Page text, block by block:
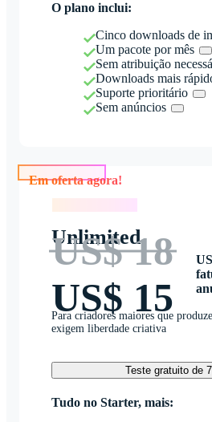
O plano inclui:
Cinco downloads de
Um pacote por mês
Sem atribuição
Downloads mais
Suporte prioritário
Sem anúncios
Unlimited
US$ 18
US$ 15
Para criadores maiores que
exigem liberdade criativa
Teste gratuito de
Tudo no Starter, mais: